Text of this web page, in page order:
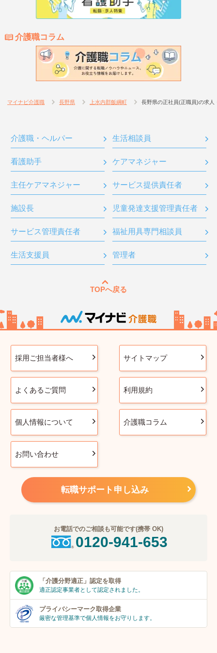
介護職コラム
マイナビ介護職 長野県 上水内郡飯綱町 長野県の正社員(正職員)の求人
介護職・ヘルパー 生活相談員
看護助手 ケアマネジャー
主任ケアマネジャー サービス提供責任者
施設長 児童発達支援管理責任者
サービス管理責任者 福祉用具専門相談員
生活支援員 管理者
TOPへ戻る
採用ご担当者様へ サイトマップ
よくあるご質問 利用規約
個人情報について 介護職コラム
お問い合わせ
転職サポート申し込み
お電話でのご相談も可能です(携帯 OK)
0120-941-653
「介護分野適正」 認定を取得
適正認定事業者として認定されました。
プライバシーマーク取得企業
厳密な管理基準で個人情報をお守りします。